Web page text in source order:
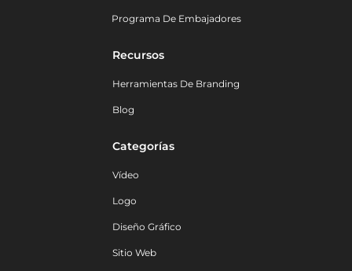
Programa De Embajadores
Recursos
Herramientas De Branding
Blog
Categorías
Vídeo
Logo
Diseño Gráfico
Sitio Web